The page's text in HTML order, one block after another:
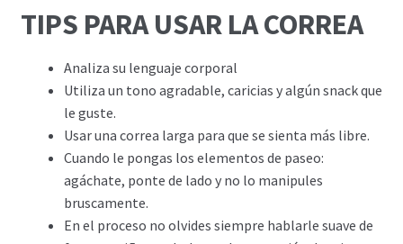
TIPS PARA USAR LA CORREA
Analiza su lenguaje corporal
Utiliza un tono agradable, caricias y algún snack que
le guste.
Usar una correa larga para que se sienta más libre.
Cuando le pongas los elementos de paseo:
agáchate, ponte de lado y no lo manipules
bruscamente.
En el proceso no olvides siempre hablarle suave de